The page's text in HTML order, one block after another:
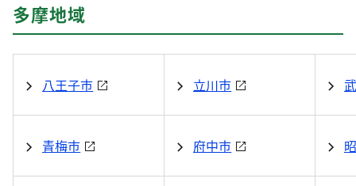
多摩地域
八王子市 立川市
青梅市 府中市